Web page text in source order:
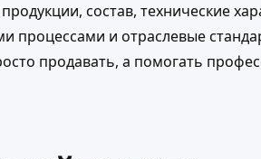
состав, технические
процессами и отраслевые
продавать, а помогать